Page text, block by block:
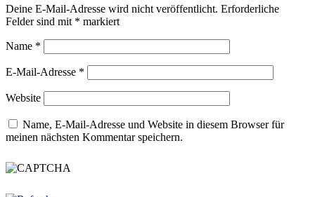
Deine E-Mail-Adresse wird nicht veröffentlicht. Erforderliche
Felder sind mit * markiert
Name *
E-Mail-Adresse *
Website
Name, E-Mail-Adresse und Website in diesem Browser für
meinen nächsten Kommentar speichern.